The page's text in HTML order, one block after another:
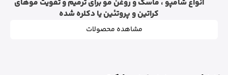
انواع شامپو ، ماسک و روغن مو برای ترمیم و تقویت موهای
کراتین و پروتئین یا دکلره شده
مشاهده محصولات